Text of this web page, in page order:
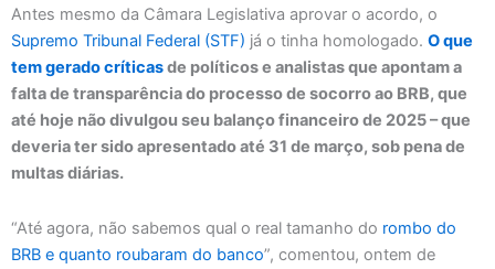
Antes mesmo da Câmara Legislativa aprovar o acordo, o
Supremo Tribunal Federal (STF) já o tinha homologado. O que
tem gerado críticasde políticos e analistas que apontam a
falta de transparência do processo de socorro ao BRB, que
até hoje não divulgou seu balanço financeiro de 2025 – que
deveria ter sido apresentado até 31 de março, sob pena de
multas diárias.
“Até agora, não sabemos qual o real tamanho do rombo do
BRB e quanto roubaram do banco”, comentou, ontem de